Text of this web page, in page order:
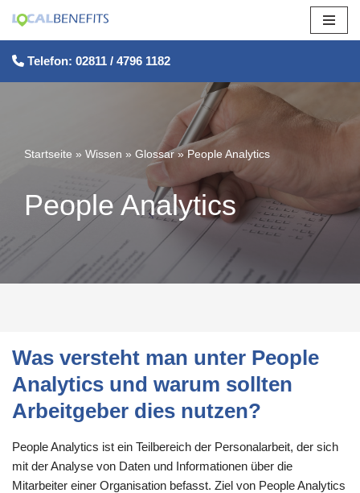
Zum
Inhalt
springen
Telefon: 02811 / 4796 1182
Startseite » Wissen » Glossar»People Analytics
People Analytics
Was versteht man unter People
Analytics und warum sollten
Arbeitgeber dies nutzen?
People Analytics ist ein Teilbereich der Personalarbeit, der sich
mit der Analyse von Daten und Informationen über die
Mitarbeiter einer Organisation befasst. Ziel von People Analytics